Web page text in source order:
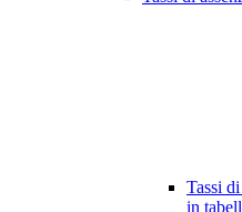
Tassi
in